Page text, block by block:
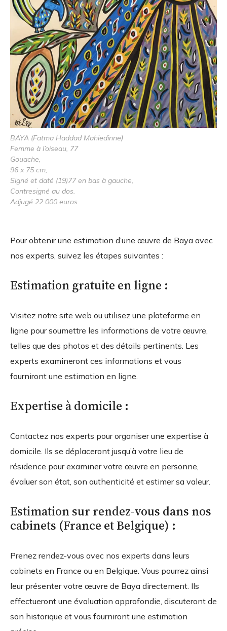
BAYA (Fatma Haddad Mahiedinne)
Femme à l’oiseau, 77
Gouache,
96 x 75 cm,
Signé et daté (19)77 en bas à gauche,
Contresigné au dos.
Adjugé 22 000 euros
Pour obtenir une estimation d’une œuvre de Baya avec
nos experts, suivez les étapes suivantes :
Estimation gratuite en ligne :
Visitez notre site web ou utilisez une plateforme en
ligne pour soumettre les informations de votre œuvre,
telles que des photos et des détails pertinents. Les
experts examineront ces informations et vous
fourniront une estimation en ligne.
Expertise à domicile :
Contactez nos experts pour organiser une expertise à
domicile. Ils se déplaceront jusqu’à votre lieu de
résidence pour examiner votre œuvre en personne,
évaluer son état, son authenticité et estimer sa valeur.
Estimation sur rendez-vous dans nos
cabinets (France et Belgique) :
Prenez rendez-vous avec nos experts dans leurs
cabinets en France ou en Belgique. Vous pourrez ainsi
leur présenter votre œuvre de Baya directement. Ils
effectueront une évaluation approfondie, discuteront de
son historique et vous fourniront une estimation